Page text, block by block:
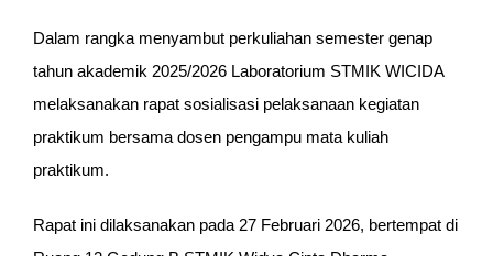
Dalam rangka menyambut perkuliahan semester genap
tahun akademik 2025/2026 Laboratorium STMIK WICIDA
melaksanakan rapat sosialisasi pelaksanaan kegiatan
praktikum bersama dosen pengampu mata kuliah
praktikum.
Rapat ini dilaksanakan pada 27 Februari 2026, bertempat di